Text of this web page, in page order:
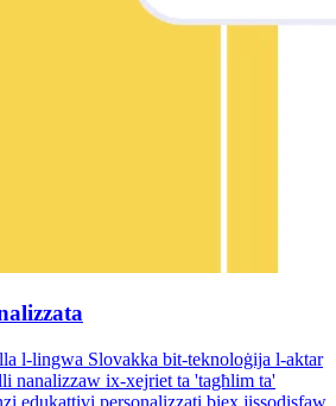
l-lingwa Slovakka bit-teknoloġija l-aktar
nanalizzaw ix-xejriet ta 'tagħlim ta'
edukattivi personalizzati biex jissodisfaw